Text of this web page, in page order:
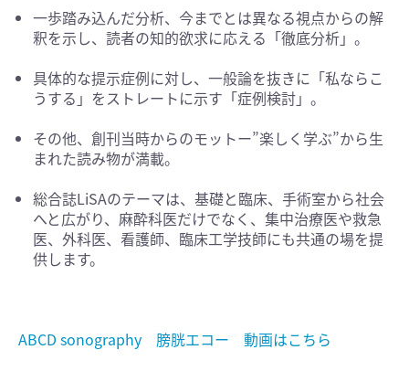
一歩踏み込んだ分析、今までとは異なる視点からの解
釈を示し、読者の知的欲求に応える「徹底分析」。
具体的な提示症例に対し、一般論を抜きに「私ならこ
うする」をストレートに示す「症例検討」。
その他、創刊当時からのモットー”楽しく学ぶ”から生
まれた読み物が満載。
総合誌LiSAのテーマは、基礎と臨床、手術室から社会
へと広がり、麻酔科医だけでなく、集中治療医や救急
医、外科医、看護師、臨床工学技師にも共通の場を提
供します。
ABCD sonography 膀胱エコー 動画はこちら